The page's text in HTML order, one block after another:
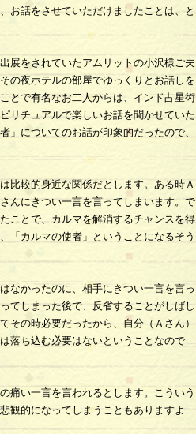
お話をさせていただけましたことは、と
展をされていたアムリットの小沢様ご夫
の夜ホテルの部屋でゆっくりとお話しを
とで有名なお二人からは、インド占星術
リチュアルで楽しいお話を聞かせていた
」についてのお話が印象的だったので、
比較的身近な関係だとします。ある時Ａ
んにきつい一言を言ってしまいます。で
ことで、カルマを解消するチャンスを得
「カルマの使者」ということになるそう
なかったのに、相手にきつい一言を言っ
しまった後で、反省することがしばし
その時必要だったから、自分（Ａさん）
落ち込む必要はないということなので
痛い一言を言われるとします。こういう
観的になってしまうこともありますよ